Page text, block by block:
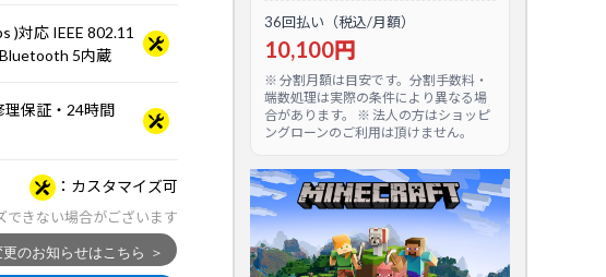
)対応 IEEE 802.11
5内蔵
理保証・24時間
カスタマイズ可
きない場合がございます
36回払い（税込/月額）
10,100円
※ 分割月額は目安です。分割手数料・
端数処理は実際の条件により異なる場
合があります。 ※ 法人の方はショッピ
ングローンのご利用は頂けません。